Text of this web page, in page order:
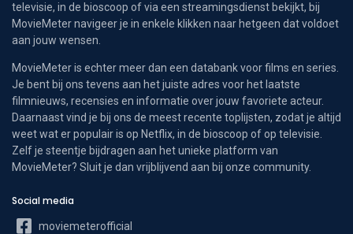
televisie, in de bioscoop of via een streamingsdienst bekijkt, bij
MovieMeter navigeer je in enkele klikken naar hetgeen dat voldoet
aan jouw wensen.
MovieMeter is echter meer dan een databank voor films en series.
Je bent bij ons tevens aan het juiste adres voor het laatste
filmnieuws, recensies en informatie over jouw favoriete acteur.
Daarnaast vind je bij ons de meest recente toplijsten, zodat je altijd
weet wat er populair is op Netflix, in de bioscoop of op televisie.
Zelf je steentje bijdragen aan het unieke platform van
MovieMeter? Sluit je dan vrijblijvend aan bij onze community.
Social media
moviemeterofficial